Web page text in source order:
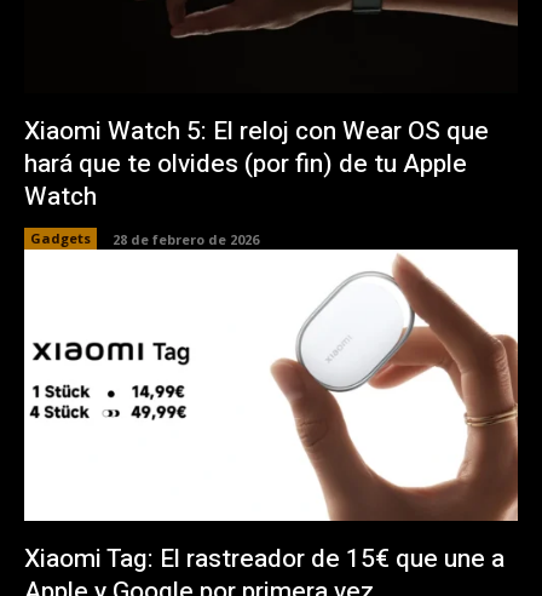
Xiaomi Watch 5: El reloj con Wear OS que
hará que te olvides (por fin) de tu Apple
Watch
Gadgets 28 de febrero de 2026
Xiaomi Tag: El rastreador de 15€ que une a